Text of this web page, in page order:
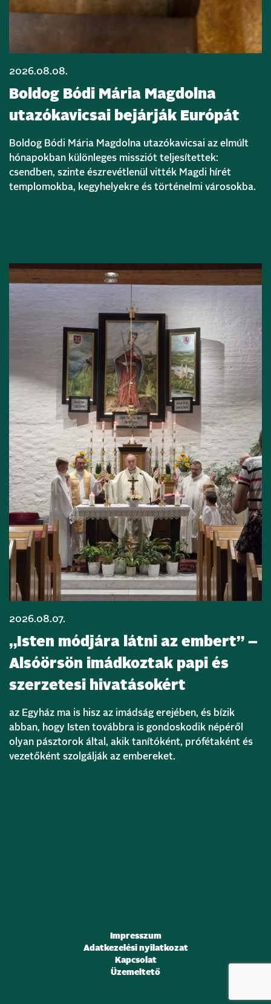
2026.08.08.
Boldog Bódi Mária Magdolna
utazókavicsai bejárják Európát
Boldog Bódi Mária Magdolna utazókavicsai az elmúlt
hónapokban különleges missziót teljesítettek:
csendben, szinte észrevétlenül vitték Magdi hírét
templomokba, kegyhelyekre és történelmi városokba.
2026.08.07.
„Isten módjára látni az embert” –
Alsóörsön imádkoztak papi és
szerzetesi hivatásokért
az Egyház ma is hisz az imádság erejében, és bízik
abban, hogy Isten továbbra is gondoskodik népéről
olyan pásztorok által, akik tanítóként, prófétaként és
vezetőként szolgálják az embereket.
Impresszum
Adatkezelési nyilatkozat
Kapcsolat
Üzemeltető